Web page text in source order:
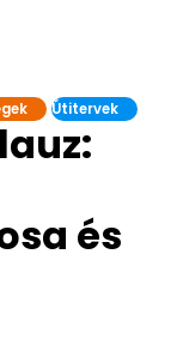
Útitervek
és